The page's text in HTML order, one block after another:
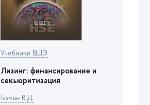
Учебники ВШЭ
Лизинг: финансирование и
секьюритизация
Газман В.Д.